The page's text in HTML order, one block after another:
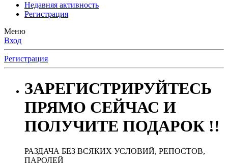
Недавняя активность
Регистрация
Меню
Вход
Регистрация
ЗАРЕГИСТРИРУЙТЕСЬ
ПРЯМО СЕЙЧАС И
ПОЛУЧИТЕ ПОДАРОК !!
РАЗДАЧА БЕЗ ВСЯКИХ УСЛОВИЙ, РЕПОСТОВ,
ПАРОЛЕЙ